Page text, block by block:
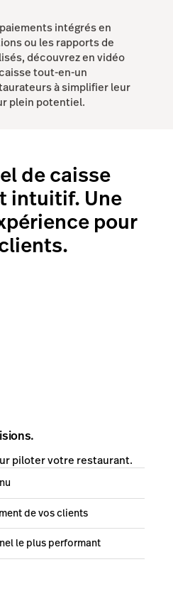
intégrés en
ou les rapports de
découvrez en vidéo
tout-en-un
à simplifier leur
plein potentiel.
de caisse
intuitif. Une
pour
piloter votre restaurant.
de vos clients
le plus performant